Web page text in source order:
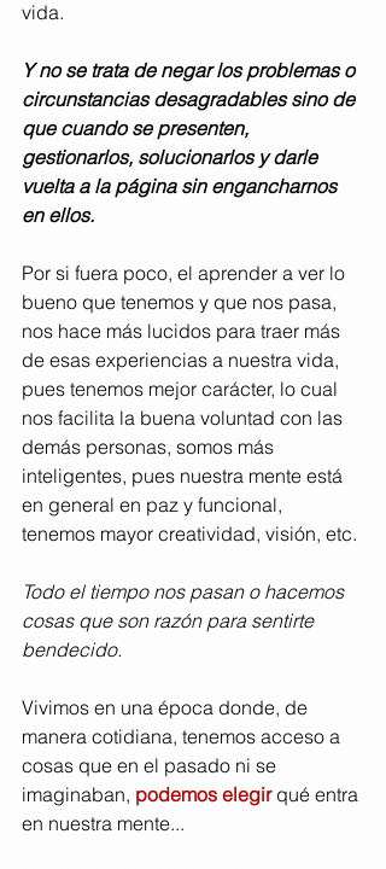
vida.
Y no se trata de negar los problemas o
circunstancias desagradables sino de
que cuando se presenten,
gestionarlos, solucionarlos y darle
vuelta a la página sin engancharnos
en ellos.
Por si fuera poco, el aprender a ver lo
bueno que tenemos y que nos pasa,
nos hace más lucidos para traer más
de esas experiencias a nuestra vida,
pues tenemos mejor carácter, lo cual
nos facilita la buena voluntad con las
demás personas, somos más
inteligentes, pues nuestra mente está
en general en paz y funcional,
tenemos mayor creatividad, visión, etc.
Todo el tiempo nos pasan o hacemos
cosas que son razón para sentirte
bendecido.
Vivimos en una época donde, de
manera cotidiana, tenemos acceso a
cosas que en el pasado ni se
imaginaban, podemos elegir qué entra
en nuestra mente...